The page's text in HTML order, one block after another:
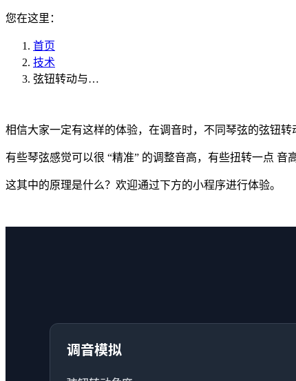
您在这里：
首页
技术
弦钮转动与…
相信大家一定有这样的体验，在调音时，不同琴弦的弦钮转
有些琴弦感觉可以很 “精准” 的调整音高，有些扭转一点 音
这其中的原理是什么？欢迎通过下方的小程序进行体验。